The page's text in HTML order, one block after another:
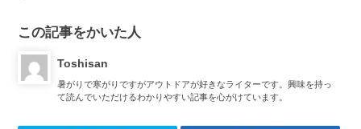
この記事をかいた人
Toshisan
暑がりで寒がりですがアウトドアが好きなライターです。興味を持っ
て読んでいただけるわかりやすい記事を心がけています。